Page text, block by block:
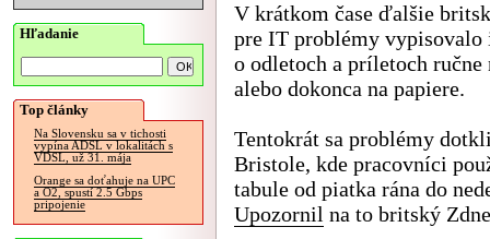
Hľadanie
Top články
Na Slovensku sa v tichosti
vypína ADSL v lokalitách s
VDSL, už 31. mája
Orange sa doťahuje na UPC
a O2, spustí 2.5 Gbps
pripojenie
V krátkom čase ďalšie
pre IT problémy vypisovalo
o odletoch a príletoch ručne
alebo dokonca na papiere.
Tentokrát sa problémy
Bristole, kde pracovníci
tabule od piatka rána do
Upozornil na to britský